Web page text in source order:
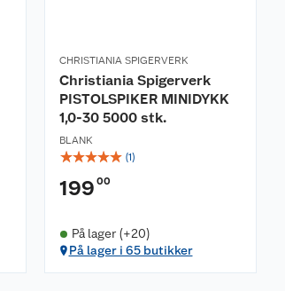
CHRISTIANIA SPIGERVERK
Christiania Spigerverk
PISTOLSPIKER MINIDYKK
1,0-30 5000 stk.
BLANK
☆☆☆☆☆ (1)
199 00
På lager (+20)
På lager i 65 butikker